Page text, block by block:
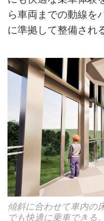
ら車両までの動線を
に準拠して整備され
傾斜に合わせて車内の
でも快適に乗車できる。